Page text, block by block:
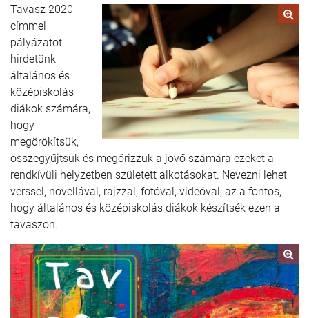
Tavasz 2020
címmel
pályázatot
hirdetünk
általános és
középiskolás
diákok számára,
hogy
megörökítsük,
összegyűjtsük és megőrizzük a jövő számára ezeket a
rendkívüli helyzetben született alkotásokat. Nevezni lehet
verssel, novellával, rajzzal, fotóval, videóval, az a fontos,
hogy általános és középiskolás diákok készítsék ezen a
tavaszon.